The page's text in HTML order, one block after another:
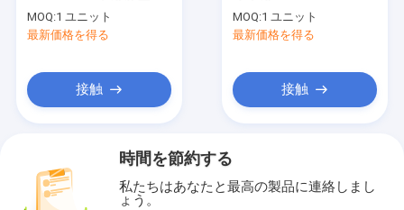
コーチします
MOQ:1 ユニット
最新価格を得る
接触
MOQ:1 ユニット
最新価格を得る
接触
時間を節約する
私たちはあなたと最高の製品に連絡しまし
ょう。